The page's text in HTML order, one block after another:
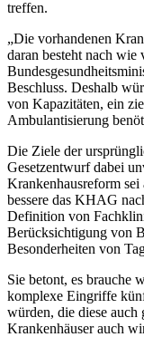
treffen.
„Die vorhandenen
daran besteht nach
Beschluss. Deshalb
von Kapazitäten, ein
Ambulantisierung
Die Ziele der
Gesetzentwurf dabei
Krankenhausreform
bessere das KHAG
Definition von
Berücksichtigung von
Besonderheiten von
Sie betont, es brauche
komplexe Eingriffe
würden, die diese
Krankenhäuser auch